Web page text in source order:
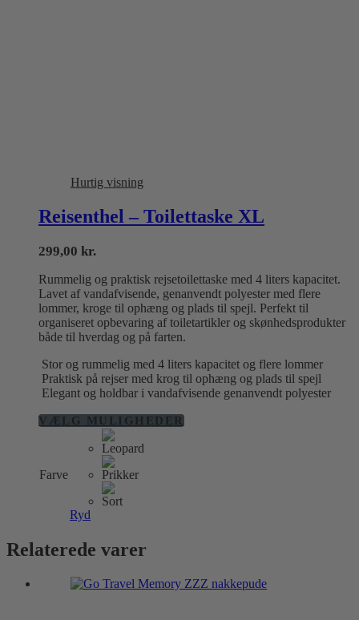
Hurtig visning
Reisenthel – Toilettaske XL
299,00 kr.
Rummelig og praktisk rejsetoilettaske med 4 liters kapacitet.
Lavet af vandafvisende, genanvendt polyester med flere
lommer, kroge til ophæng og plads til spejl. Perfekt til
organiseret opbevaring af toiletartikler og skønhedsprodukter
både til hverdag og på farten.
Stor og rummelig med 4 liters kapacitet og flere lommer
Praktisk på rejser med krog til ophæng og plads til spejl
Elegant og holdbar i vandafvisende genanvendt polyester
VÆLG MULIGHEDERDette
Farve
Ryd
Relaterede varer